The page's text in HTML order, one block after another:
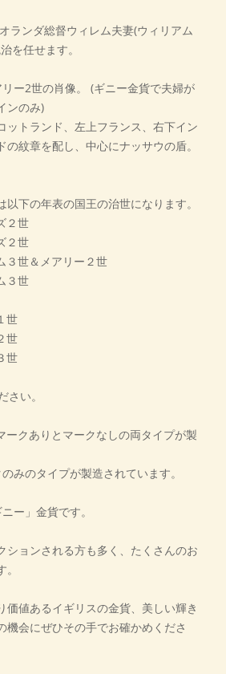
ランダ総督ウィレム夫妻(ウィリアム
を任せます。
ー2世の肖像。 (ギニー金貨で夫婦が
ンのみ)
ットランド、左上フランス、右下イン
紋章を配し、中心にナッサウの盾。
下の年表の国王の治世になります。
２世
２世
３世＆メアリー２世
３世
世
世
世
い。
クありとマークなしの両タイプが製
みのタイプが製造されています。
ー」金貨です。
ションされる方も多く、たくさんのお
価値あるイギリスの金貨、美しい輝き
機会にぜひその手でお確かめくださ